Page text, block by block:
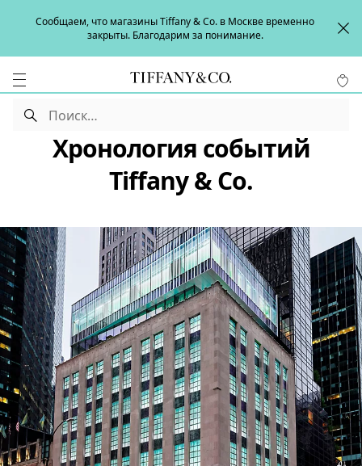
Сообщаем, что магазины Tiffany & Co. в Москве временно
закрыты. Благодарим за понимание.
Хронология событий
Tiffany & Co.